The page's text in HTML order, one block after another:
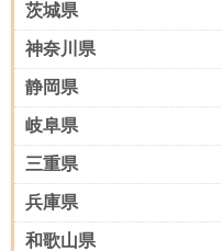
茨城県
神奈川県
静岡県
岐阜県
三重県
兵庫県
和歌山県